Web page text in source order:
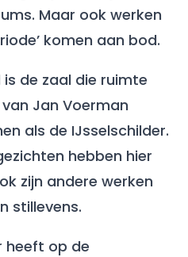
Maar ook werken
komen aan bod.
de zaal die ruimte
Jan Voerman
als de IJsselschilder.
hebben hier
zijn andere werken
stillevens.
heeft op de